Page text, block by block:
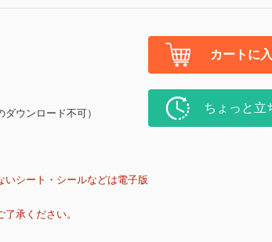
ウンロード不可）
いシート・シールなどは電子版
承ください。
カートに
ちょっと立